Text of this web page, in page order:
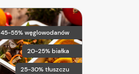
45-55% węglowodanów
20-25% białka
25-30% tłuszczu